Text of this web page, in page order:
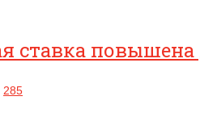
ставка повышена
285